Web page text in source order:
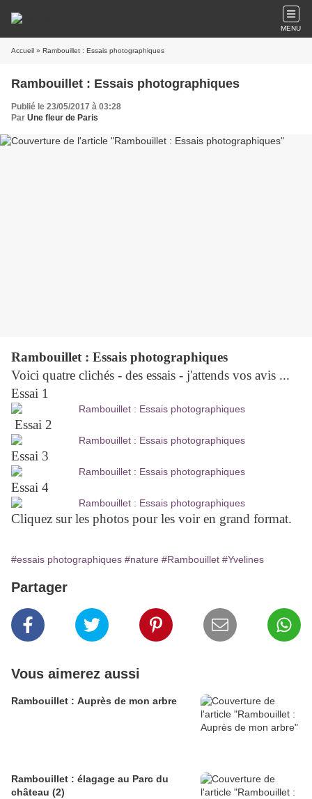
MENU
Accueil » Rambouillet : Essais photographiques
Rambouillet : Essais photographiques
Publié le 23/05/2017 à 03:28
Par Une fleur de Paris
Rambouillet : Essais photographiques
Voici quatre clichés - des essais - j'attends vos avis ...
Essai 1
Essai 2
Essai 3
Essai 4
Cliquez sur les photos pour les voir en grand format.
#essais photographiques #nature #Rambouillet #Yvelines
Partager
Vous aimerez aussi
Rambouillet : Auprès de mon arbre
Rambouillet : élagage au Parc du
château (2)